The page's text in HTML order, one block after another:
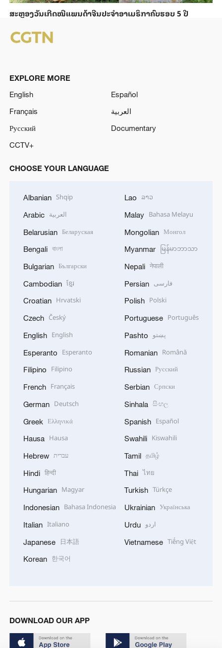
ສະຫຼອງວັນ​ເກີດ​ໝີ​ແພນ​ດ້າ​ຈີນ​ປະ​ຈຳ​ອາ​ເມ​ຣິ​ກາ​ຄົບ​ຮອບ 5 ປີ
EXPLORE MORE
English
Español
Français
العربية
Русский
Documentary
CCTV+
CHOOSE YOUR LANGUAGE
Albanian Shqip
Arabic العربية
Belarusian Беларуская
Bengali বাংলা
Bulgarian Български
Cambodian ខ្មែរ
Croatian Hrvatski
Czech Český
English English
Esperanto Esperanto
Filipino Filipino
French Français
German Deutsch
Greek Ελληνικά
Hausa Hausa
Hebrew עברית
Hindi हिन्दी
Hungarian Magyar
Indonesian Bahasa Indonesia
Italian Italiano
Japanese 日本語
Korean 한국어
Lao ລາວ
Malay Bahasa Melayu
Mongolian Монгол
Myanmar မြန်မာဘာသာ
Nepali नेपाली
Persian فارسی
Polish Polski
Portuguese Português
Pashto پښتو
Romanian Română
Russian Русский
Serbian Српски
Sinhala සිංහල
Spanish Español
Swahili Kiswahili
Tamil தமிழ்
Thai ไทย
Turkish Türkçe
Ukrainian Українська
Urdu اردو
Vietnamese Tiếng Việt
DOWNLOAD OUR APP